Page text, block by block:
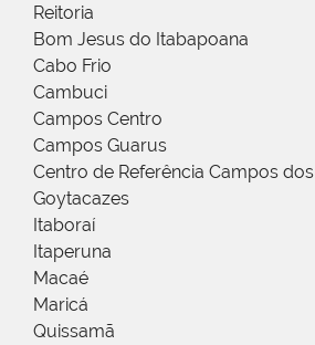
Reitoria
Bom Jesus do Itabapoana
Cabo Frio
Cambuci
Campos Centro
Campos Guarus
Centro de Referência Campos dos
Goytacazes
Itaboraí
Itaperuna
Macaé
Maricá
Quissamã